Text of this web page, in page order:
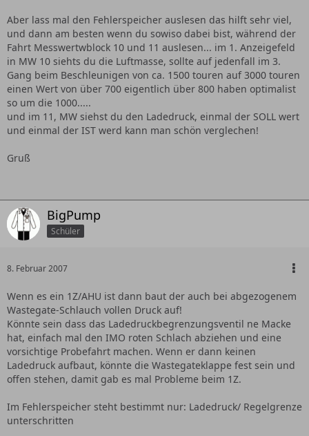
Aber lass mal den Fehlerspeicher auslesen das hilft sehr viel,
und dann am besten wenn du sowiso dabei bist, während der
Fahrt Messwertwblock 10 und 11 auslesen... im 1. Anzeigefeld
in MW 10 siehts du die Luftmasse, sollte auf jedenfall im 3.
Gang beim Beschleunigen von ca. 1500 touren auf 3000 touren
einen Wert von über 700 eigentlich über 800 haben optimalist
so um die 1000.....
und im 11, MW siehst du den Ladedruck, einmal der SOLL wert
und einmal der IST werd kann man schön verglechen!
Gruß
BigPump
Schüler
8. Februar 2007
Wenn es ein 1Z/AHU ist dann baut der auch bei abgezogenem
Wastegate-Schlauch vollen Druck auf!
Könnte sein dass das Ladedruckbegrenzungsventil ne Macke
hat, einfach mal den IMO roten Schlach abziehen und eine
vorsichtige Probefahrt machen. Wenn er dann keinen
Ladedruck aufbaut, könnte die Wastegateklappe fest sein und
offen stehen, damit gab es mal Probleme beim 1Z.
Im Fehlerspeicher steht bestimmt nur: Ladedruck/ Regelgrenze
unterschritten